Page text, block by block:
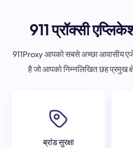
911 प्रॉक्सी
911Proxy आपको सबसे अच्छा आवासीय
है जो आपको निम्नलिखित छह प्रमुख
ब्रांड सुरक्षा